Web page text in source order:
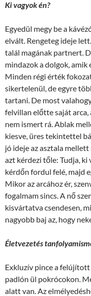
Ki vagyok én?
Egyedül megy be a
elvált. Rengeteg ideje
talál magának partnert.
mindazok a dolgok,
Minden régi érték
sikertelenül, de egyre
tartani. De most
felvillan előtte saját
nem ismert rá. Ablak
kiesve, üres tekintettel
jó ideje az asztala
azt kérdezi tőle: Tudja, ki
kérdőn fordul felé, majd
Mikor az arcához ér,
fogalmam sincs. A nő
kisvártatva csendesen,
nagyobb baj az, hogy
Életvezetés
Exkluzív pince a felújított
padlón ül pokrócokon.
alatt van. Az